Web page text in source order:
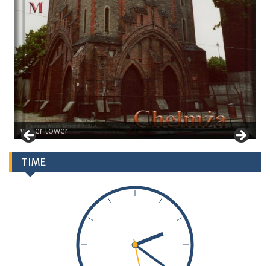
water tower
TIME